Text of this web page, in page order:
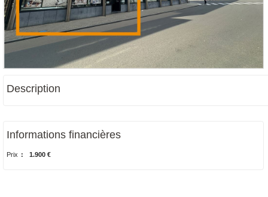
Description
Informations financières
Prix : 1.900 €